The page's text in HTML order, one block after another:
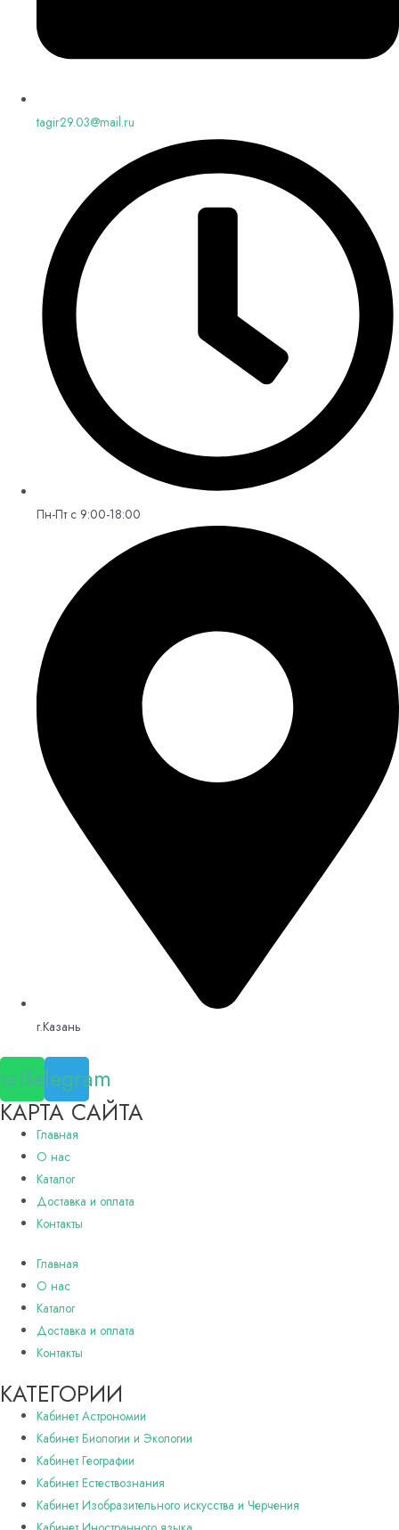
tagir29.03@mail.ru
Пн-Пт с 9:00-18:00
г.Казань
Telegram
КАРТА САЙТА
Главная
О нас
Каталог
Доставка и оплата
Контакты
Главная
О нас
Каталог
Доставка и оплата
Контакты
КАТЕГОРИИ
Кабинет Астрономии
Кабинет Биологии и Экологии
Кабинет Географии
Кабинет Естествознания
Кабинет Изобразительного искусства и Черчения